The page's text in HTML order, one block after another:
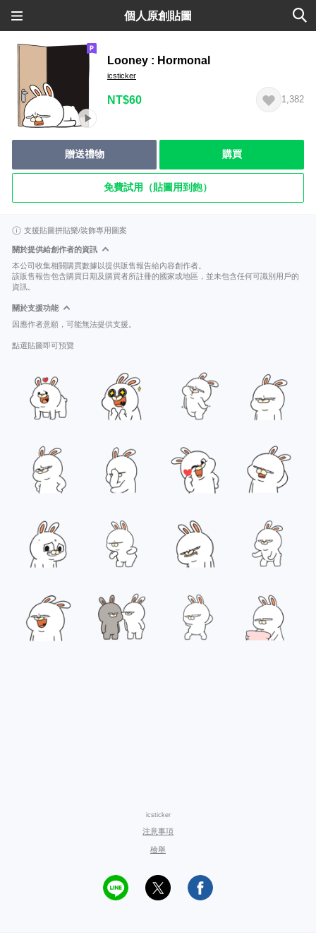
個人原創貼圖
Looney : Hormonal
icsticker
NT$60 1,382
贈送禮物 購買
免費試用（貼圖用到飽）
支援貼圖拼貼樂/裝飾專用圖案
關於提供給創作者的資訊
本公司收集相關購買數據以提供販售報告給內容創作者。
該販售報告包含購買日期及購買者所註冊的國家或地區，並未包含任何可識別用戶的
資訊。
關於支援功能
因應作者意願，可能無法提供支援。
點選貼圖即可預覽
icsticker
注意事項
檢舉